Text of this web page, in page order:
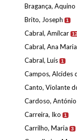
Bragança, Aquino
Brito, Joseph 1
Cabral, Amílcar 12
Cabral, Ana Maria
Cabral, Luís 1
Campos, Alcides
Canto, Violante
Cardoso, António
Carreira, Iko 1
Carrilho, Maria 3